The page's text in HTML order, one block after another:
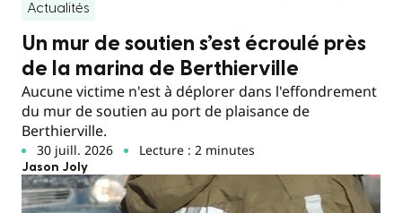
Actualités
Un mur de soutien s’est écroulé près
de la marina de Berthierville
Aucune victime n'est à déplorer dans l'effondrement
du mur de soutien au port de plaisance de
Berthierville.
30 juill. 2026 Lecture : 2 minutes
Jason Joly